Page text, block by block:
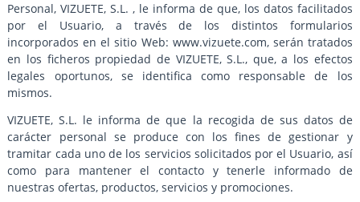
Personal, VIZUETE, S.L. , le informa de que, los datos facilitados
por el Usuario, a través de los distintos formularios
incorporados en el sitio Web: www.vizuete.com, serán tratados
en los ficheros propiedad de VIZUETE, S.L., que, a los efectos
legales oportunos, se identifica como responsable de los
mismos.
VIZUETE, S.L. le informa de que la recogida de sus datos de
carácter personal se produce con los fines de gestionar y
tramitar cada uno de los servicios solicitados por el Usuario, así
como para mantener el contacto y tenerle informado de
nuestras ofertas, productos, servicios y promociones.